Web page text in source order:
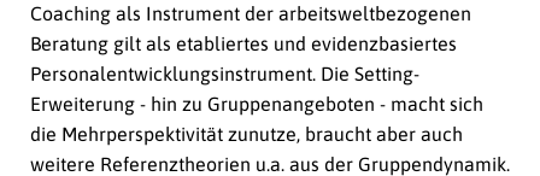
Coaching als Instrument der arbeitsweltbezogenen
Beratung gilt als etabliertes und evidenzbasiertes
Personalentwicklungsinstrument. Die Setting-
Erweiterung - hin zu Gruppenangeboten - macht sich
die Mehrperspektivität zunutze, braucht aber auch
weitere Referenztheorien u.a. aus der Gruppendynamik.